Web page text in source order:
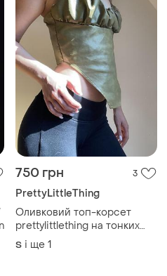
750 грн
PrettyLittleThing
Оливковий топ-корсет
prettylittlething на тонких
бретелях з драпуванням та
трикутним низом
S і ще 1
TOP